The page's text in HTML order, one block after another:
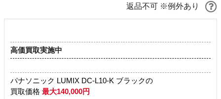
返品不可 ※例外あり
高価買取実施中
パナソニック LUMIX DC-L10-K ブラックの
買取価格 最大140,000円